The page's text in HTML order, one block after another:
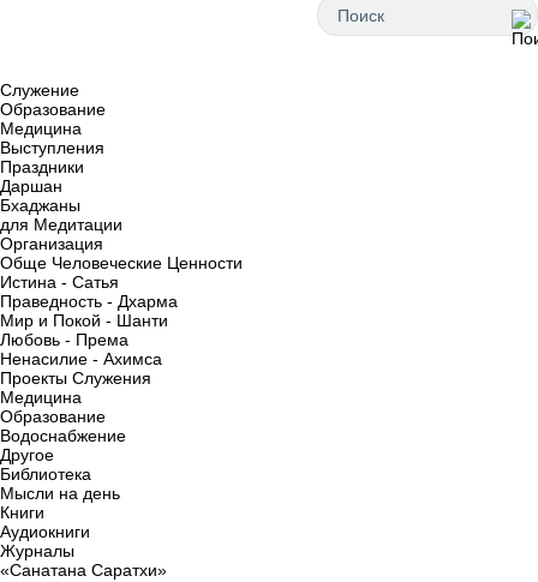
Служение
Образование
Медицина
Выступления
Праздники
Даршан
Бхаджаны
для Медитации
Организация
Обще Человеческие Ценности
Истина - Сатья
Праведность - Дхарма
Мир и Покой - Шанти
Любовь - Према
Ненасилие - Ахимса
Проекты Служения
Медицина
Образование
Водоснабжение
Другое
Библиотека
Мысли на день
Книги
Аудиокниги
Журналы
«Санатана Саратхи»